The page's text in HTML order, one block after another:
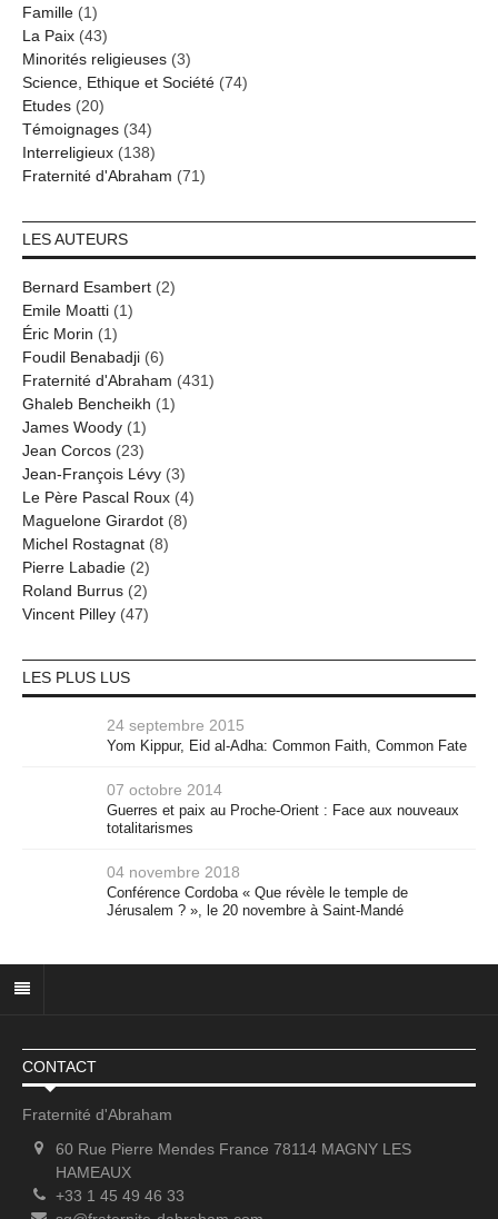
Famille (1)
La Paix (43)
Minorités religieuses (3)
Science, Ethique et Société (74)
Etudes (20)
Témoignages (34)
Interreligieux (138)
Fraternité d'Abraham (71)
LES AUTEURS
Bernard Esambert (2)
Emile Moatti (1)
Éric Morin (1)
Foudil Benabadji (6)
Fraternité d'Abraham (431)
Ghaleb Bencheikh (1)
James Woody (1)
Jean Corcos (23)
Jean-François Lévy (3)
Le Père Pascal Roux (4)
Maguelone Girardot (8)
Michel Rostagnat (8)
Pierre Labadie (2)
Roland Burrus (2)
Vincent Pilley (47)
LES PLUS LUS
24 septembre 2015
Yom Kippur, Eid al-Adha: Common Faith, Common Fate
07 octobre 2014
Guerres et paix au Proche-Orient : Face aux nouveaux
totalitarismes
04 novembre 2018
Conférence Cordoba « Que révèle le temple de
Jérusalem ? », le 20 novembre à Saint-Mandé
CONTACT
Fraternité d'Abraham
60 Rue Pierre Mendes France 78114 MAGNY LES
HAMEAUX
+33 1 45 49 46 33